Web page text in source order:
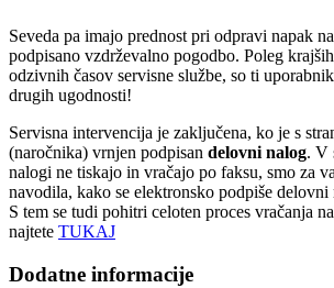
Seveda pa imajo prednost pri odpravi napak
podpisano vzdrževalno pogodbo. Poleg
odzivnih časov servisne službe, so ti
drugih ugodnosti!
Servisna intervencija je zaključena, ko je s
(naročnika) vrnjen podpisan delovni nalog. V
nalogi ne tiskajo in vračajo po faksu, smo za
navodila, kako se elektronsko podpiše
S tem se tudi pohitri celoten proces vračanja
najtete TUKAJ
Dodatne informacije